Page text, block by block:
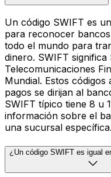
Un código SWIFT es
para reconocer
todo el mundo para
dinero. SWIFT significa
Telecomunicaciones
Mundial. Estos
pagos se dirijan al
SWIFT típico tiene 8 u
información sobre el
una sucursal específica.
¿Un código SWIFT es igual